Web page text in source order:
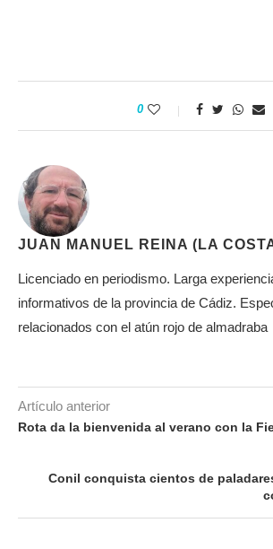
0
JUAN MANUEL REINA (LA
Licenciado en periodismo. Larga
informativos de la provincia de Cádiz.
relacionados con el atún rojo de almadraba
Artículo anterior
Rota da la bienvenida al verano con la
Conil conquista cientos de